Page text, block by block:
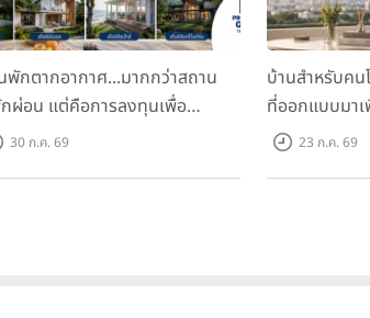
พักตากอากาศ...มากกว่าสถาน
ผ่อน แต่คือการลงทุนเพื่อ
ภาพชีวิต
30 ก.ค. 69
บ้านสำหรับคน
ที่ออกแบบมา
23 ก.ค. 69